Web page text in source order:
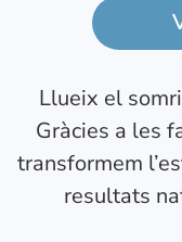
Llueix el
Gràcies a les
transformem
resultats